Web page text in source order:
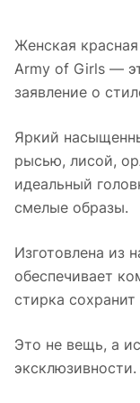
Женская
Army of Girls —
заявление о
Яркий
рысью, лисой,
идеальный
смелые образы.
Изготовлена из
обеспечивает
стирка
Это не вещь, а
эксклюзивности.